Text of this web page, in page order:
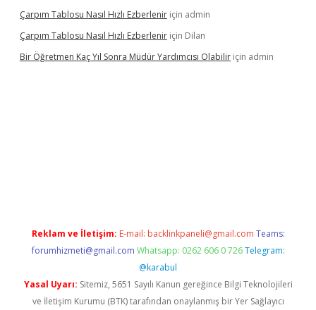
Çarpım Tablosu Nasıl Hızlı Ezberlenir için admin
Çarpım Tablosu Nasıl Hızlı Ezberlenir için Dilan
Bir Öğretmen Kaç Yıl Sonra Müdür Yardımcısı Olabilir için admin
Reklam ve İletişim: E-mail: backlinkpaneli@gmail.com Teams:
forumhizmeti@gmail.com Whatsapp: 0262 606 0 726 Telegram:
@karabul
Yasal Uyarı: Sitemiz, 5651 Sayılı Kanun gereğince Bilgi Teknolojileri
ve İletişim Kurumu (BTK) tarafından onaylanmış bir Yer Sağlayıcı